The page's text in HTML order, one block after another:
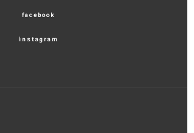
facebook
instagram